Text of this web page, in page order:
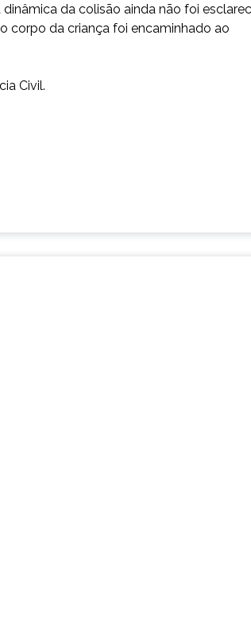
da colisão ainda não foi
corpo da criança foi encaminhado ao
Civil.